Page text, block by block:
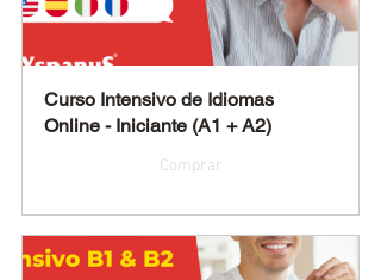
Curso Intensivo de Idiomas
Online - Iniciante (A1 + A2)
Comprar